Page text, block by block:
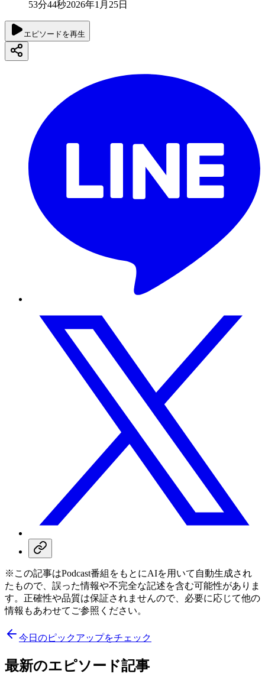
53分44秒2026年1月25日
エピソードを再生
※この記事はPodcast番組をもとにAIを用いて自動生成され
たもので、誤った情報や不完全な記述を含む可能性がありま
す。正確性や品質は保証されませんので、必要に応じて他の
情報もあわせてご参照ください。
今日のピックアップをチェック
最新のエピソード記事